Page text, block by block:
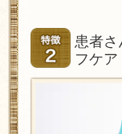
患者
フケア